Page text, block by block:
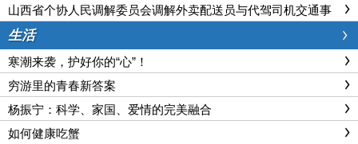
山西省个协人民调解委员会调解外卖配送员与代驾司机交通事
故赔偿纠纷
生活
寒潮来袭，护好你的“心”！
穷游里的青春新答案
杨振宁：科学、家国、爱情的完美融合
如何健康吃蟹